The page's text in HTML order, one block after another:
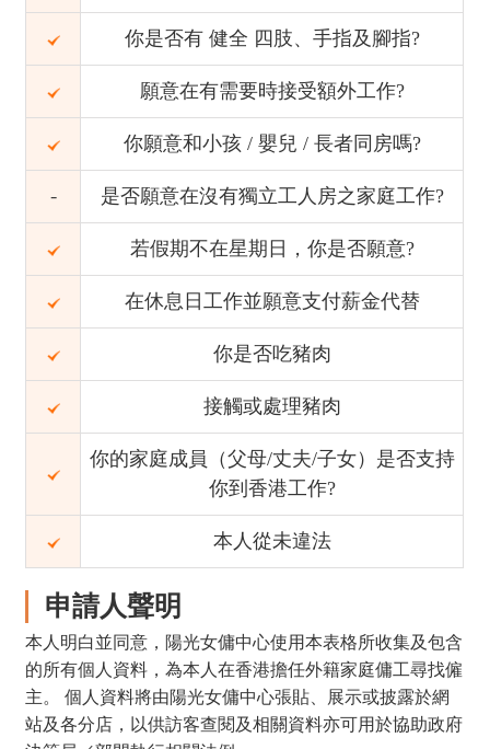
你是否有 健全 四肢、手指及腳指?
願意在有需要時接受額外工作?
你願意和小孩 / 嬰兒 / 長者同房嗎?
是否願意在沒有獨立工人房之家庭工作?
若假期不在星期日，你是否願意?
在休息日工作並願意支付薪金代替
你是否吃豬肉
接觸或處理豬肉
你的家庭成員（父母/丈夫/子女）是否支持
你到香港工作?
本人從未違法
申請人聲明
本人明白並同意，陽光女傭中心使用本表格所收集及包含
的所有個人資料，為本人在香港擔任外籍家庭傭工尋找僱
主。 個人資料將由陽光女傭中心張貼、展示或披露於網
站及各分店，以供訪客查閱及相關資料亦可用於協助政府